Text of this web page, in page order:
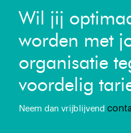
Wil jij
worden met
organisatie
voordelig
Neem dan vrijblijvend